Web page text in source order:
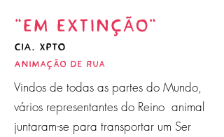
"Em Extinção"
CIA. XPTO
Animação de Rua
Vindos de todas as partes do Mundo,
vários representantes do Reino animal
juntaram-se para transportar um Ser